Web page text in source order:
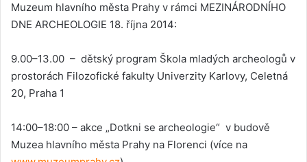
Muzeum hlavního města Prahy v rámci MEZINÁRODNÍHO
DNE ARCHEOLOGIE 18. října 2014:
9.00–13.00 – dětský program Škola mladých archeologů v
prostorách Filozofické fakulty Univerzity Karlovy, Celetná
20, Praha 1
14:00–18:00 – akce „Dotkni se archeologie“ v budově
Muzea hlavního města Prahy na Florenci (více na